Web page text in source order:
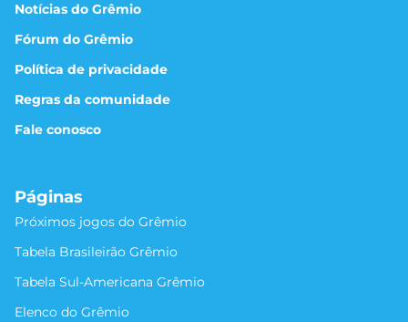
Notícias do Grêmio
Fórum do Grêmio
Política de privacidade
Regras da comunidade
Fale conosco
Páginas
Próximos jogos do Grêmio
Tabela Brasileirão Grêmio
Tabela Sul-Americana Grêmio
Elenco do Grêmio